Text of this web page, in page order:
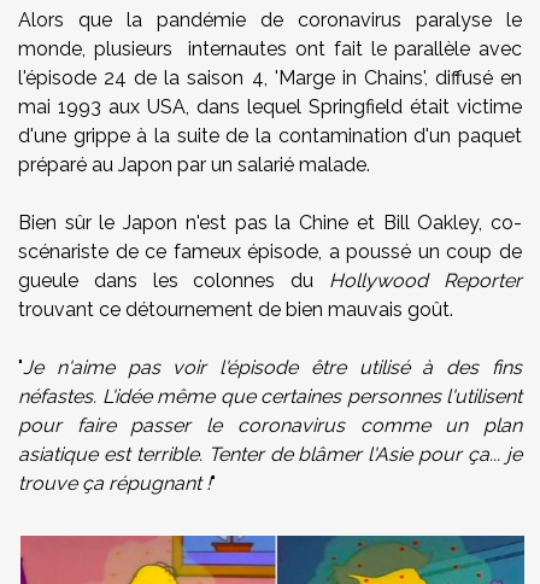
Alors que la pandémie de coronavirus paralyse le
monde, plusieurs internautes ont fait le parallèle avec
l'épisode 24 de la saison 4, 'Marge in Chains', diffusé en
mai 1993 aux USA, dans lequel Springfield était victime
d'une grippe à la suite de la contamination d'un paquet
préparé au Japon par un salarié malade.
Bien sûr le Japon n'est pas la Chine et Bill Oakley, co-
scénariste de ce fameux épisode, a poussé un coup de
gueule dans les colonnes du Hollywood Reporter
trouvant ce détournement de bien mauvais goût.
"Je n'aime pas voir l'épisode être utilisé à des fins
néfastes. L'idée même que certaines personnes l'utilisent
pour faire passer le coronavirus comme un plan
asiatique est terrible. Tenter de blâmer l'Asie pour ça... je
trouve ça répugnant !"